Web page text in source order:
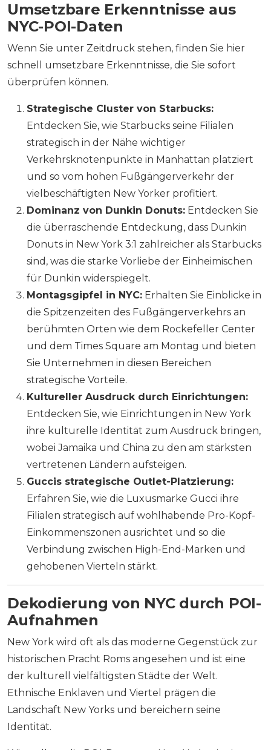
Umsetzbare Erkenntnisse aus
NYC-POI-Daten
Wenn Sie unter Zeitdruck stehen, finden Sie hier
schnell umsetzbare Erkenntnisse, die Sie sofort
überprüfen können.
Strategische Cluster von Starbucks:
Entdecken Sie, wie Starbucks seine Filialen
strategisch in der Nähe wichtiger
Verkehrsknotenpunkte in Manhattan platziert
und so vom hohen Fußgängerverkehr der
vielbeschäftigten New Yorker profitiert.
Dominanz von Dunkin Donuts: Entdecken Sie
die überraschende Entdeckung, dass Dunkin
Donuts in New York 3:1 zahlreicher als Starbucks
sind, was die starke Vorliebe der Einheimischen
für Dunkin widerspiegelt.
Montagsgipfel in NYC: Erhalten Sie Einblicke in
die Spitzenzeiten des Fußgängerverkehrs an
berühmten Orten wie dem Rockefeller Center
und dem Times Square am Montag und bieten
Sie Unternehmen in diesen Bereichen
strategische Vorteile.
Kultureller Ausdruck durch Einrichtungen:
Entdecken Sie, wie Einrichtungen in New York
ihre kulturelle Identität zum Ausdruck bringen,
wobei Jamaika und China zu den am stärksten
vertretenen Ländern aufsteigen.
Guccis strategische Outlet-Platzierung:
Erfahren Sie, wie die Luxusmarke Gucci ihre
Filialen strategisch auf wohlhabende Pro-Kopf-
Einkommenszonen ausrichtet und so die
Verbindung zwischen High-End-Marken und
gehobenen Vierteln stärkt.
Dekodierung von NYC durch POI-
Aufnahmen
New York wird oft als das moderne Gegenstück zur
historischen Pracht Roms angesehen und ist eine
der kulturell vielfältigsten Städte der Welt.
Ethnische Enklaven und Viertel prägen die
Landschaft New Yorks und bereichern seine
Identität.